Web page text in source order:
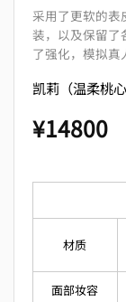
采用了更软的表
装，以及保留了
了强化，模拟真
凯莉（温柔桃心
¥14800
材质
面部妆容